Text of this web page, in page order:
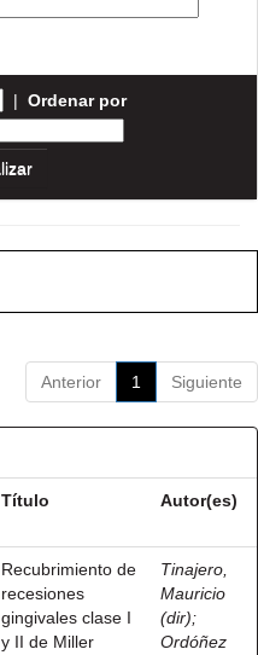
| Ordenar por
Anterior 1 Siguiente
Título Autor(es)
Recubrimiento de
recesiones
gingivales clase I
y II de Miller
Tinajero,
Mauricio
(dir);
Ordóñez